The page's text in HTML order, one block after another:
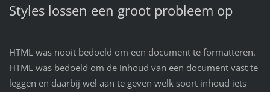
Styles lossen een groot probleem op
HTML was nooit bedoeld om een document te formatteren.
HTML was bedoeld om de inhoud van een document vast te
leggen en daarbij wel aan te geven welk soort inhoud iets